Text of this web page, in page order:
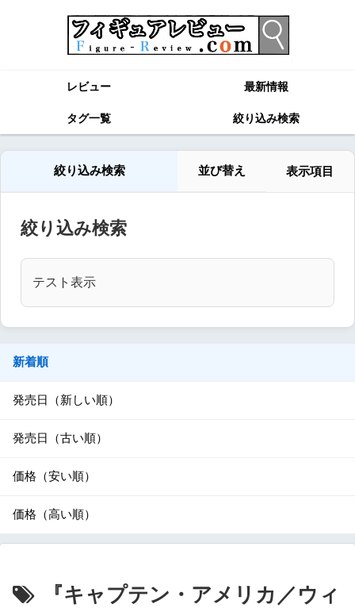
レビュー 最新情報
タグ一覧 絞り込み検索
絞り込み検索 並び替え 表示項目
絞り込み検索
テスト表示
新着順
発売日（新しい順）
発売日（古い順）
価格（安い順）
価格（高い順）
『キャプテン・アメリカ／ウィ